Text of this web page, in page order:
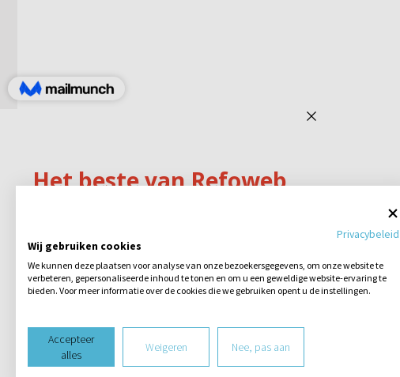
Privacybeleid
Wij gebruiken cookies
We kunnen deze plaatsen voor analyse van onze bezoekersgegevens, om onze website te
verbeteren, gepersonaliseerde inhoud te tonen en om u een geweldige website-ervaring te
bieden. Voor meer informatie over de cookies die we gebruiken opent u de instellingen.
Accepteer
alles
Weigeren Nee, pas aan